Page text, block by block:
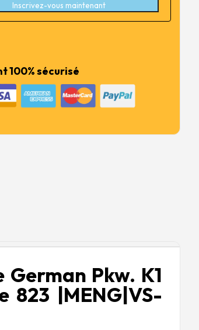
Inscrivez-vous maintenant
100% sécurisé
Pkw. K1
823 |MENG|VS-